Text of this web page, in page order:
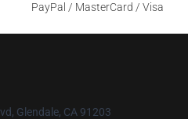
PayPal / MasterCard / Visa
Glendale, CA 91203